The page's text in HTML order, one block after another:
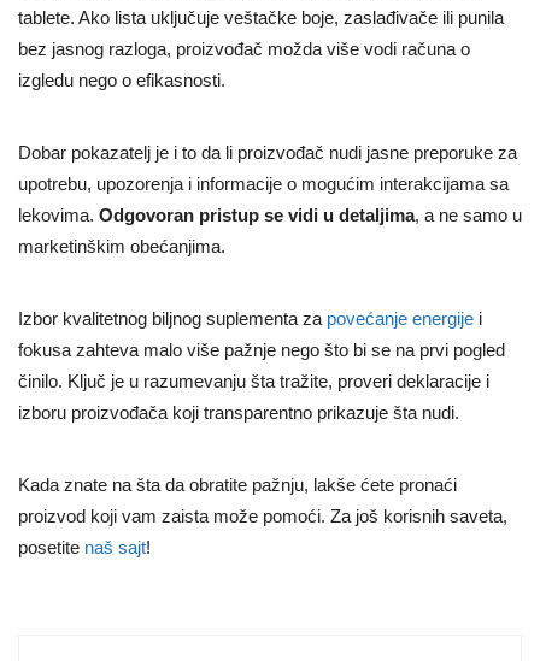
tablete. Ako lista uključuje veštačke boje, zaslađivače ili punila
bez jasnog razloga, proizvođač možda više vodi računa o
izgledu nego o efikasnosti.
Dobar pokazatelj je i to da li proizvođač nudi jasne preporuke za
upotrebu, upozorenja i informacije o mogućim interakcijama sa
lekovima. Odgovoran pristup se vidi u detaljima, a ne samo u
marketinškim obećanjima.
Izbor kvalitetnog biljnog suplementa za povećanje energije i
fokusa zahteva malo više pažnje nego što bi se na prvi pogled
činilo. Ključ je u razumevanju šta tražite, proveri deklaracije i
izboru proizvođača koji transparentno prikazuje šta nudi.
Kada znate na šta da obratite pažnju, lakše ćete pronaći
proizvod koji vam zaista može pomoći. Za još korisnih saveta,
posetite naš sajt!